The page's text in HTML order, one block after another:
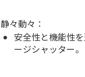
静々動々：
安全性と機能性
ージシャッター。